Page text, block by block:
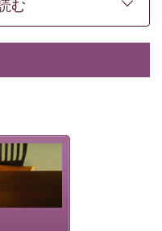
能な上、 安心安全にご
消毒プログラムの基、
す。
---
ス（事前予約制）
加される
プランを
。